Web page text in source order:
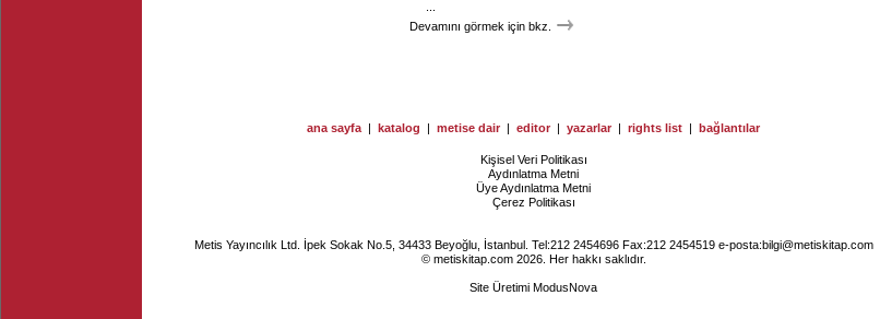
Devamını görmek için bkz.
ana sayfa | katalog | metise dair | editor | yazarlar | rights list | bağlantılar
Kişisel Veri Politikası
Aydınlatma Metni
Üye Aydınlatma Metni
Çerez Politikası
Metis Yayıncılık Ltd. İpek Sokak No.5, 34433 Beyoğlu, İstanbul. Tel:212 2454696 Fax:212 2454519 e-posta:bilgi@metiskitap.com
© metiskitap.com 2026. Her hakkı saklıdır.
Site Üretimi ModusNova